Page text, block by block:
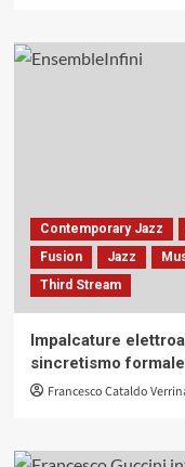
Contemporary Jazz
Fusion
Jazz
Third Stream
Impalcature
sincretismo
Francesco Cataldo